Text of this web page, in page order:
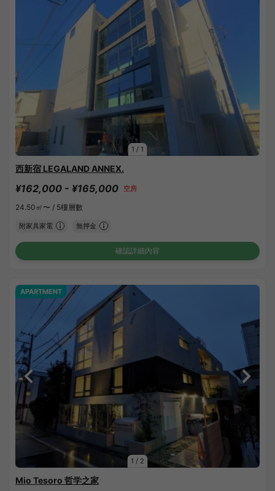
1 / 1
西新宿 LEGALAND ANNEX.
¥162,000 - ¥165,000 空房
24.50㎡〜 / 5樓層數
附家具家電 無押金
確認詳細內容
1 / 2
APARTMENT
Mio Tesoro 哲学之家